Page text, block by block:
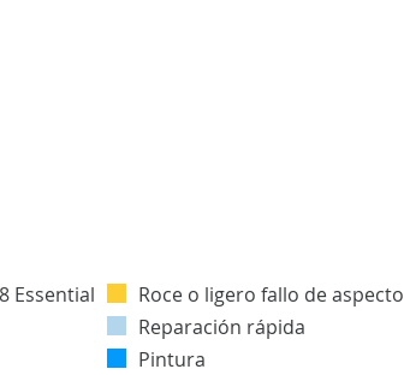
Roce o ligero fallo de aspecto
Reparación rápida
Pintura